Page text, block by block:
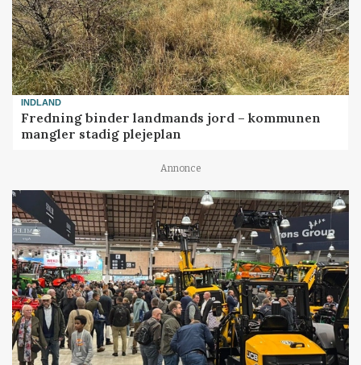
INDLAND
Fredning binder landmands jord – kommunen
mangler stadig plejeplan
Annonce